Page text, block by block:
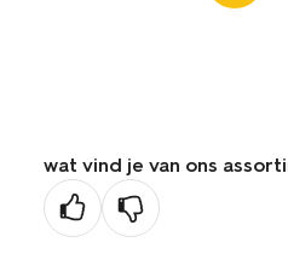
wat vind je van ons